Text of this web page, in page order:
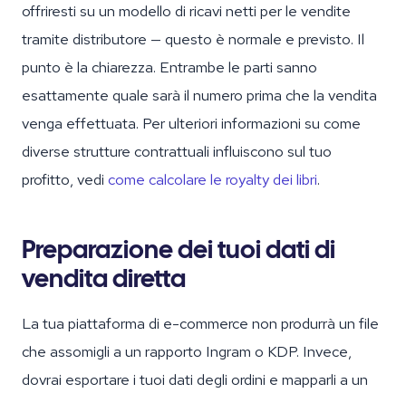
offriresti su un modello di ricavi netti per le vendite
tramite distributore — questo è normale e previsto. Il
punto è la chiarezza. Entrambe le parti sanno
esattamente quale sarà il numero prima che la vendita
venga effettuata. Per ulteriori informazioni su come
diverse strutture contrattuali influiscono sul tuo
profitto, vedi come calcolare le royalty dei libri.
Preparazione dei tuoi dati di
vendita diretta
La tua piattaforma di e-commerce non produrrà un file
che assomigli a un rapporto Ingram o KDP. Invece,
dovrai esportare i tuoi dati degli ordini e mapparli a un